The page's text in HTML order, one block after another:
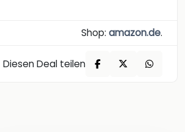
Shop: amazon.de.
Diesen Deal teilen